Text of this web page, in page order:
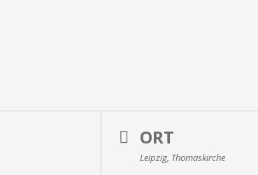
ORT
Leipzig, Thomaskirche